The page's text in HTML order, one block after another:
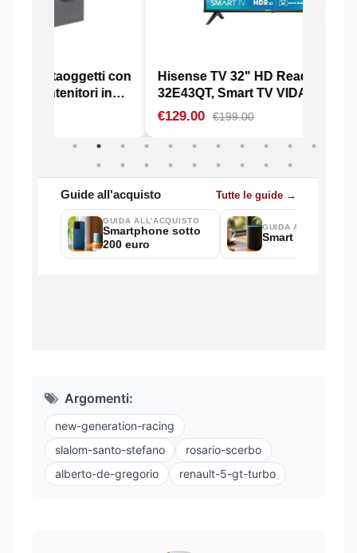
Argomenti:
new-generation-racing
slalom-santo-stefano
rosario-scerbo
alberto-de-gregorio
renault-5-gt-turbo